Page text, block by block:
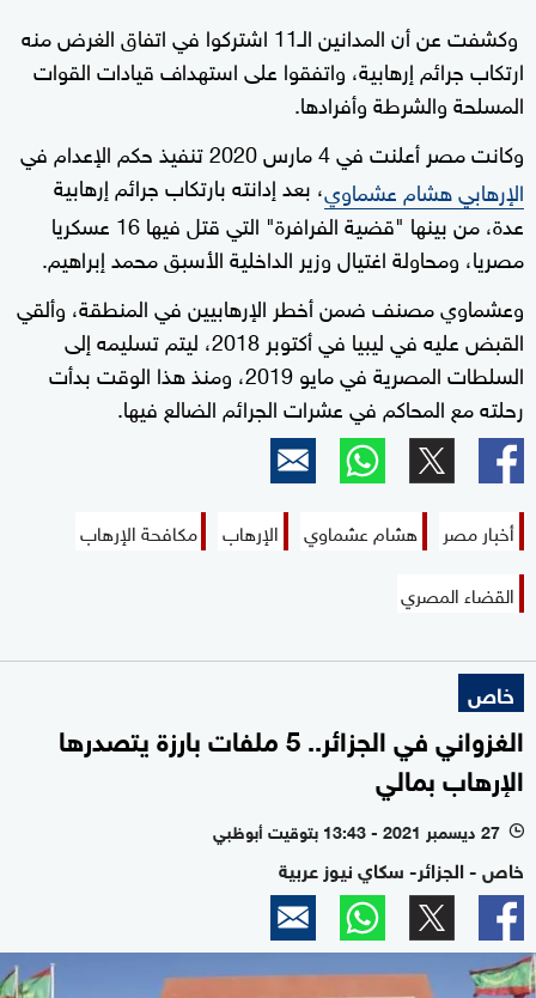
وكشفت عن أن المدانين الـ11 اشتركوا في اتفاق الغرض منه
ارتكاب جرائم إرهابية، واتفقوا على استهداف قيادات القوات
المسلحة والشرطة وأفرادها.
وكانت مصر أعلنت في 4 مارس 2020 تنفيذ حكم الإعدام في
الإرهابي هشام عشماوي، بعد إدانته بارتكاب جرائم إرهابية
عدة، من بينها "قضية الفرافرة" التي قتل فيها 16 عسكريا
مصريا، ومحاولة اغتيال وزير الداخلية الأسبق محمد إبراهيم.
وعشماوي مصنف ضمن أخطر الإرهابيين في المنطقة، وألقي
القبض عليه في ليبيا في أكتوبر 2018، ليتم تسليمه إلى
السلطات المصرية في مايو 2019، ومنذ هذا الوقت بدأت
رحلته مع المحاكم في عشرات الجرائم الضالع فيها.
أخبار مصر هشام عشماوي الإرهاب
مكافحة الإرهاب
القضاء المصري
خاص
الغزواني في الجزائر.. 5 ملفات بارزة يتصدرها
الإرهاب بمالي
l 27 ديسمبر 2021 - 13:43 بتوقيت أبوظبي
خاص - الجزائر- سكاي نيوز عربية